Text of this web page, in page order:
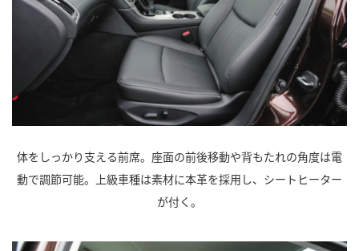
体をしっかり支える前席。座面の前後移動や背もたれの角度は電
動で調節可能。上級車種は素材に本革を採用し、シートヒーター
が付く。